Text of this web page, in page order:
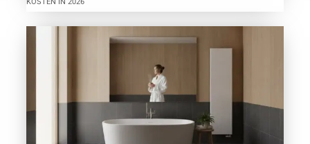
KOSTEN IN 2026